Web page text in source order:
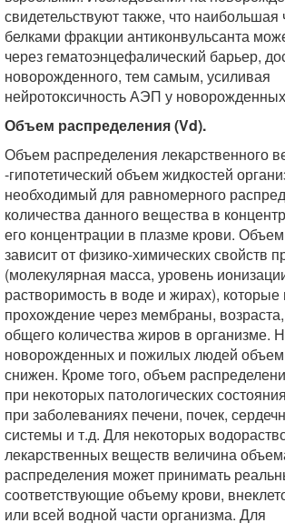
свидетельствуют также, что наибольшая
белками фракции антиконвульсанта
через гематоэнцефалический барьер,
новорожденного, тем самым, усиливая
нейротоксичность АЭП у
Объем распределения (Vd).
Объем распределения лекарственного
-гипотетический объем жидкостей
необходимый для равномерного
количества данного вещества в
его концентрации в плазме крови.
зависит от физико-химических свойств
(молекулярная масса, уровень
растворимость в воде и жирах),
прохождение через мембраны,
общего количества жиров в организме.
новорожденных и пожилых людей
снижен. Кроме того, объем
при некоторых патологических
при заболеваниях печени, почек,
системы и т.д. Для некоторых
лекарственных веществ величина
распределения может принимать
соответствующие объему крови,
или всей водной части организма. Для